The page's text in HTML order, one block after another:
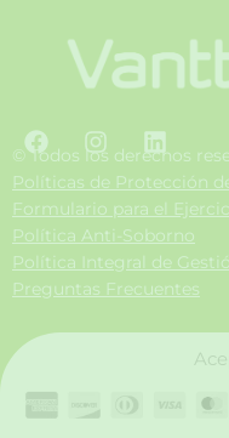
F
a
c
e
b
o
o
k
I
n
s
t
a
g
r
a
L
i
n
k
e
d
i
n
© Todos los derechos
Políticas de Protección
Formulario para el
Política Anti-Soborno
Política Integral de
Preguntas Frecuentes